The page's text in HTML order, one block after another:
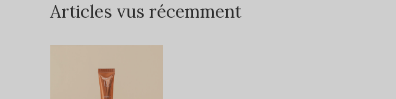
Articles vus récemment